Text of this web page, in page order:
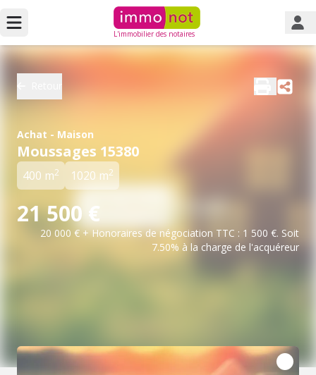
L'immobilier des notaires
Achat - Maison
Moussages 15380
400 m2 1020 m2
21 500 €
20 000 € + Honoraires de négociation TTC : 1 500 €. Soit
7.50% à la charge de l'acquéreur